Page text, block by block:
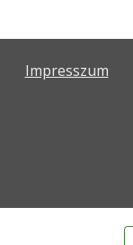
Impresszum